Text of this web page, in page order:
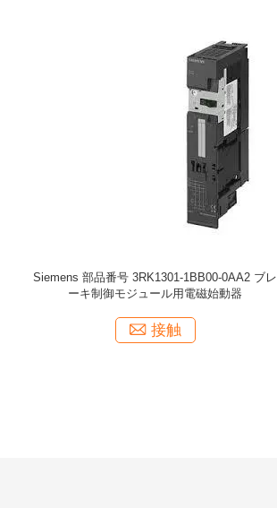
Siemens 部品番号 3RK1301-1BB00-0AA2 ブレ
ーキ制御モジュール用電磁始動器
接触